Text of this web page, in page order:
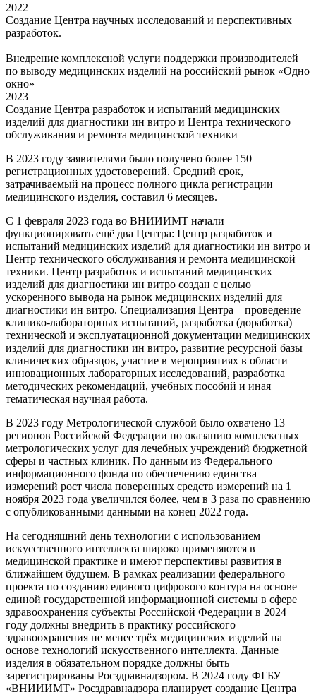
2022
Создание Центра научных исследований и перспективных
разработок.
Внедрение комплексной услуги поддержки производителей
по выводу медицинских изделий на российский рынок «Одно
окно»
2023
Создание Центра разработок и испытаний медицинских
изделий для диагностики ин витро и Центра технического
обслуживания и ремонта медицинской техники
В 2023 году заявителями было получено более 150
регистрационных удостоверений. Средний срок,
затрачиваемый на процесс полного цикла регистрации
медицинского изделия, составил 6 месяцев.
С 1 февраля 2023 года во ВНИИИМТ начали
функционировать ещё два Центра: Центр разработок и
испытаний медицинских изделий для диагностики ин витро и
Центр технического обслуживания и ремонта медицинской
техники. Центр разработок и испытаний медицинских
изделий для диагностики ин витро создан с целью
ускоренного вывода на рынок медицинских изделий для
диагностики ин витро. Специализация Центра – проведение
клинико-лабораторных испытаний, разработка (доработка)
технической и эксплуатационной документации медицинских
изделий для диагностики ин витро, развитие ресурсной базы
клинических образцов, участие в мероприятиях в области
инновационных лабораторных исследований, разработка
методических рекомендаций, учебных пособий и иная
тематическая научная работа.
В 2023 году Метрологической службой было охвачено 13
регионов Российской Федерации по оказанию комплексных
метрологических услуг для лечебных учреждений бюджетной
сферы и частных клиник. По данным из Федерального
информационного фонда по обеспечению единства
измерений рост числа поверенных средств измерений на 1
ноября 2023 года увеличился более, чем в 3 раза по сравнению
с опубликованными данными на конец 2022 года.
На сегодняшний день технологии с использованием
искусственного интеллекта широко применяются в
медицинской практике и имеют перспективы развития в
ближайшем будущем. В рамках реализации федерального
проекта по созданию единого цифрового контура на основе
единой государственной информационной системы в сфере
здравоохранения субъекты Российской Федерации в 2024
году должны внедрить в практику российского
здравоохранения не менее трёх медицинских изделий на
основе технологий искусственного интеллекта. Данные
изделия в обязательном порядке должны быть
зарегистрированы Росздравнадзором. В 2024 году ФГБУ
«ВНИИИМТ» Росздравнадзора планирует создание Центра